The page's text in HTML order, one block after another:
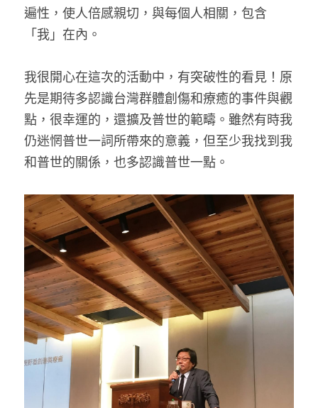
遍性，使人倍感親切，與每個人相關，包含
「我」在內。
我很開心在這次的活動中，有突破性的看見！原
先是期待多認識台灣群體創傷和療癒的事件與觀
點，很幸運的，還擴及普世的範疇。雖然有時我
仍迷惘普世一詞所帶來的意義，但至少我找到我
和普世的關係，也多認識普世一點。